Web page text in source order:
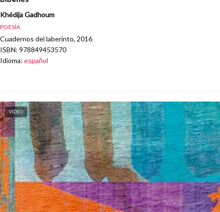
Khédija Gadhoum
POESÍA
Cuadernos del laberinto, 2016
ISBN: 978849453570
Idioma: español
VIDEO